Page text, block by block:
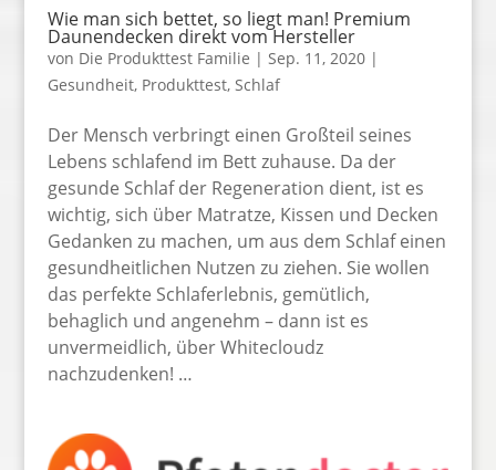
Wie man sich bettet, so liegt man! Premium
Daunendecken direkt vom Hersteller
von Die Produkttest Familie | Sep. 11, 2020|
Gesundheit, Produkttest, Schlaf
Der Mensch verbringt einen Großteil seines
Lebens schlafend im Bett zuhause. Da der
gesunde Schlaf der Regeneration dient, ist es
wichtig, sich über Matratze, Kissen und Decken
Gedanken zu machen, um aus dem Schlaf einen
gesundheitlichen Nutzen zu ziehen. Sie wollen
das perfekte Schlaferlebnis, gemütlich,
behaglich und angenehm – dann ist es
unvermeidlich, über Whitecloudz
nachzudenken! …